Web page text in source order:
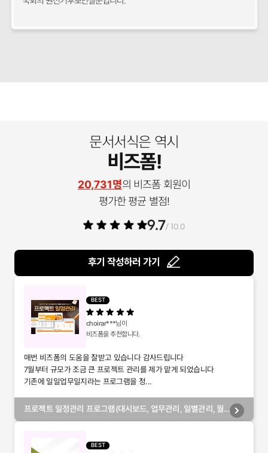
문서서식은 역시
비즈폼!
20,731명의 비즈폼 회원이
평가한 평균 별점!
9.7/ 10.0
후기 작성하러 가기
BEST
choirar***님이
비즈폼을 추천합니다.
매번 비즈폼의 도움을 잘받고 있습니다 감사드립니다
7월부터 규모가 조금 큰 프로젝트 관리를 제가 맡게 되었습니다
기존에 일일업무일지라는 프로그램을 정...
프로젝트 일정관리 프로그램(대시보드, 업무관리, 일별관리, 월
BEST